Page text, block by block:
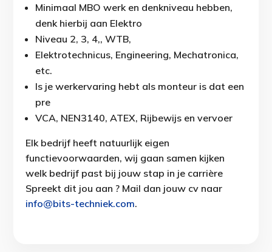
Minimaal MBO werk en denkniveau hebben,
denk hierbij aan Elektro
Niveau 2, 3, 4,, WTB,
Elektrotechnicus, Engineering, Mechatronica,
etc.
ls je werkervaring hebt als monteur is dat een
pre
VCA, NEN3140, ATEX, Rijbewijs en vervoer
Elk bedrijf heeft natuurlijk eigen
functievoorwaarden, wij gaan samen kijken
welk bedrijf past bij jouw stap in je carrière
Spreekt dit jou aan ? Mail dan jouw cv naar
info@bits-techniek.com.